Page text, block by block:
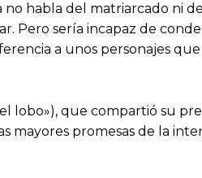
habla del matriarcado ni
Pero sería incapaz de
a unos personajes
lobo»), que compartió su
mayores promesas de la